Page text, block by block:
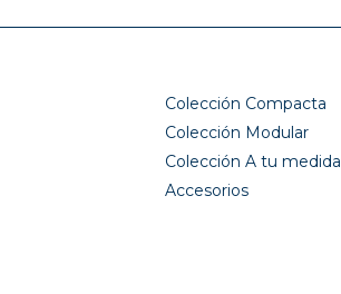
Colección Compacta
Colección Modular
Colección A tu medida
Accesorios